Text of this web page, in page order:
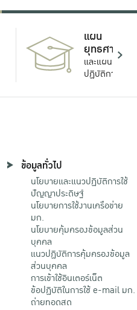
แผน
ยุทธศาสตร์
และแผน
ปฏิบัติการ
ข้อมูลทั่วไป
นโยบายและแนวปฏิบัติการใช้
ปัญญาประดิษฐ์
นโยบายการใช้งานเครือข่าย
มก.
นโยบายคุ้มครองข้อมูลส่วน
บุคคล
แนวปฏิบัติการคุ้มครองข้อมูล
ส่วนบุคคล
การเข้าใช้อินเตอร์เน็ต
ข้อปฏิบัติในการใช้ e-mail มก.
ถ่ายทอดสด